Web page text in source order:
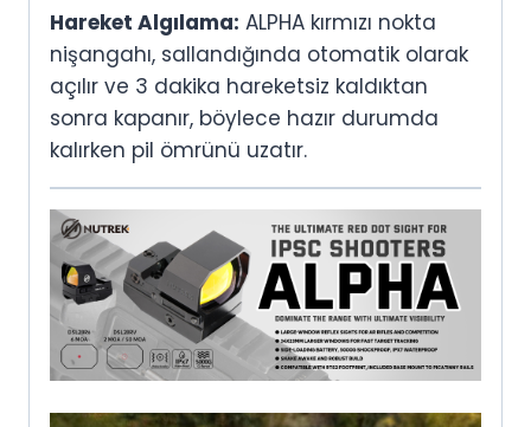
Hareket Algılama: ALPHA kırmızı nokta
nişangahı, sallandığında otomatik olarak
açılır ve 3 dakika hareketsiz kaldıktan
sonra kapanır, böylece hazır durumda
kalırken pil ömrünü uzatır.